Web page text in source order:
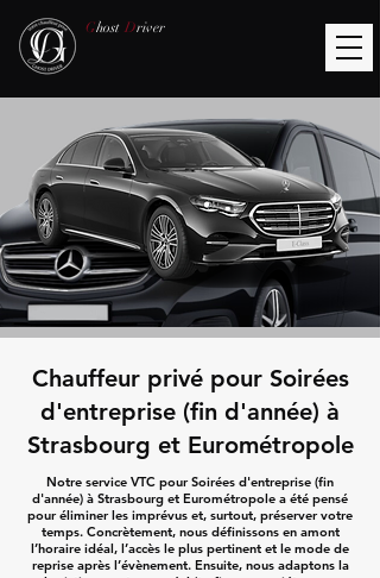
Ghost Driver
Chauffeur privé pour Soirées
d'entreprise (fin d'année) à
Strasbourg et Eurométropole
Notre service VTC pour Soirées d'entreprise (fin
d'année) à Strasbourg et Eurométropole a été pensé
pour éliminer les imprévus et, surtout, préserver votre
temps. Concrètement, nous définissons en amont
l’horaire idéal, l’accès le plus pertinent et le mode de
reprise après l’évènement. Ensuite, nous adaptons la